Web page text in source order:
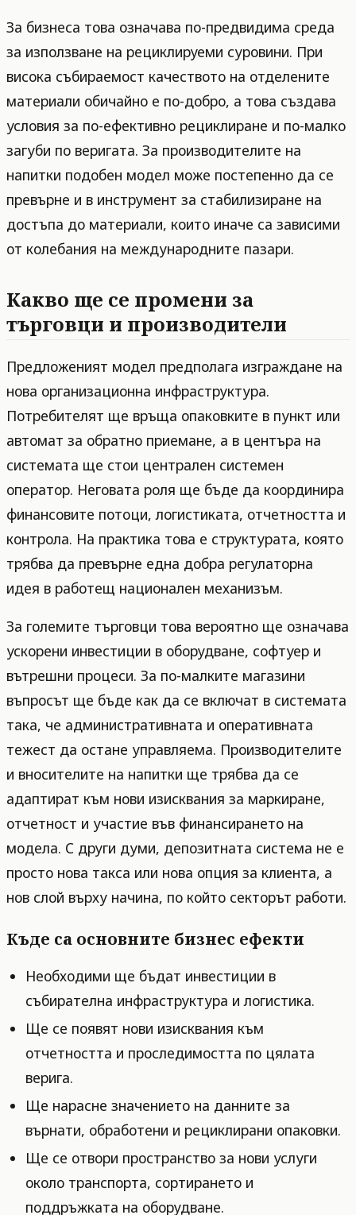
За бизнеса това означава по-предвидима среда
за използване на рециклируеми суровини. При
висока събираемост качеството на отделените
материали обичайно е по-добро, а това създава
условия за по-ефективно рециклиране и по-малко
загуби по веригата. За производителите на
напитки подобен модел може постепенно да се
превърне и в инструмент за стабилизиране на
достъпа до материали, които иначе са зависими
от колебания на международните пазари.
Какво ще се промени за
търговци и производители
Предложеният модел предполага изграждане на
нова организационна инфраструктура.
Потребителят ще връща опаковките в пункт или
автомат за обратно приемане, а в центъра на
системата ще стои централен системен
оператор. Неговата роля ще бъде да координира
финансовите потоци, логистиката, отчетността и
контрола. На практика това е структурата, която
трябва да превърне една добра регулаторна
идея в работещ национален механизъм.
За големите търговци това вероятно ще означава
ускорени инвестиции в оборудване, софтуер и
вътрешни процеси. За по-малките магазини
въпросът ще бъде как да се включат в системата
така, че административната и оперативната
тежест да остане управляемa. Производителите
и вносителите на напитки ще трябва да се
адаптират към нови изисквания за маркиране,
отчетност и участие във финансирането на
модела. С други думи, депозитната система не е
просто нова такса или нова опция за клиента, а
нов слой върху начина, по който секторът работи.
Къде са основните бизнес ефекти
Необходими ще бъдат инвестиции в
събирателна инфраструктура и логистика.
Ще се появят нови изисквания към
отчетността и проследимостта по цялата
верига.
Ще нарасне значението на данните за
върнати, обработени и рециклирани опаковки.
Ще се отвори пространство за нови услуги
около транспорта, сортирането и
поддръжката на оборудване.